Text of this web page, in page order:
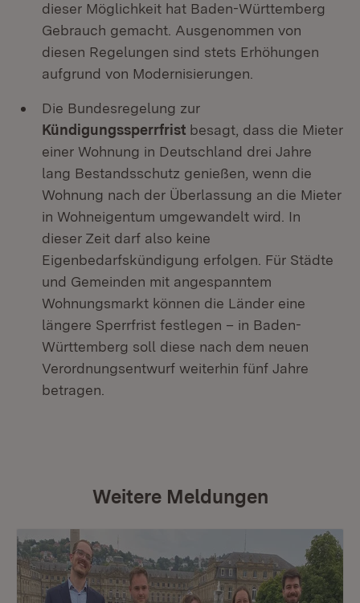
dieser Möglichkeit hat Baden-Württemberg
Gebrauch gemacht. Ausgenommen von
diesen Regelungen sind stets Erhöhungen
aufgrund von Modernisierungen.
Die Bundesregelung zur
Kündigungssperrfrist besagt, dass die Mieter
einer Wohnung in Deutschland drei Jahre
lang Bestandsschutz genießen, wenn die
Wohnung nach der Überlassung an die Mieter
in Wohneigentum umgewandelt wird. In
dieser Zeit darf also keine
Eigenbedarfskündigung erfolgen. Für Städte
und Gemeinden mit angespanntem
Wohnungsmarkt können die Länder eine
längere Sperrfrist festlegen – in Baden-
Württemberg soll diese nach dem neuen
Verordnungsentwurf weiterhin fünf Jahre
betragen.
Weitere Meldungen